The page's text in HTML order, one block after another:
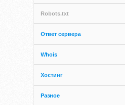
Robots.txt
Ответ сервера
Whois
Хостинг
Разное